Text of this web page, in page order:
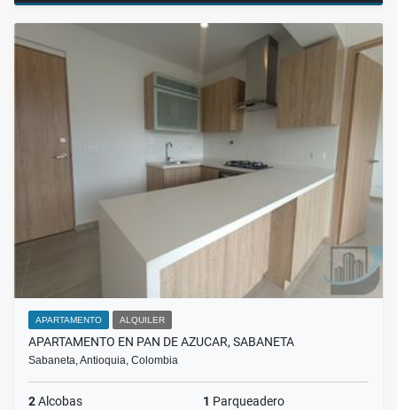
APARTAMENTO ALQUILER
APARTAMENTO EN PAN DE AZUCAR, SABANETA
Sabaneta, Antioquia, Colombia
2Alcobas 1 Parqueadero